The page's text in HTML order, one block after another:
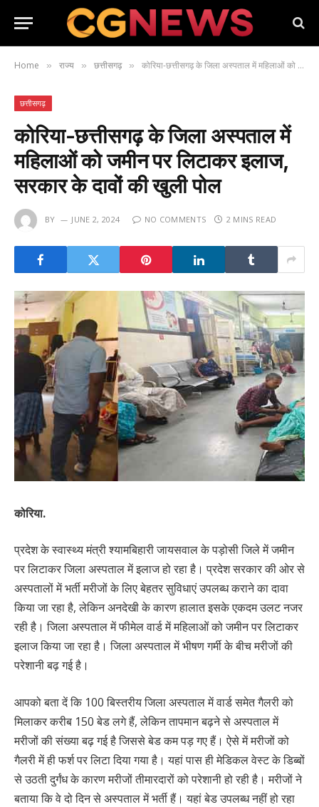
Home » राज्य » छत्तीसगढ़ » कोरिया-छत्तीसगढ़ के जिला अस्पताल में महिलाओं को जमीन पर लिटाकर इलाज, सरकार के दावों की खुली पोल
छत्तीसगढ़
कोरिया-छत्तीसगढ़ के जिला अस्पताल में
महिलाओं को जमीन पर लिटाकर इलाज,
सरकार के दावों की खुली पोल
BY JUNE 2, 2024 NO COMMENTS 2 MINS READ
कोरिया.
प्रदेश के स्वास्थ्य मंत्री श्यामबिहारी जायसवाल के पड़ोसी जिले में जमीन
पर लिटाकर जिला अस्पताल में इलाज हो रहा है। प्रदेश सरकार की ओर से
अस्पतालों में भर्ती मरीजों के लिए बेहतर सुविधाएं उपलब्ध कराने का दावा
किया जा रहा है, लेकिन अनदेखी के कारण हालात इसके एकदम उलट नजर
रही है। जिला अस्पताल में फीमेल वार्ड में महिलाओं को जमीन पर लिटाकर
इलाज किया जा रहा है। जिला अस्पताल में भीषण गर्मी के बीच मरीजों की
परेशानी बढ़ गई है।
आपको बता दें कि 100 बिस्तरीय जिला अस्पताल में वार्ड समेत गैलरी को
मिलाकर करीब 150 बेड लगे हैं, लेकिन तापमान बढ़ने से अस्पताल में
मरीजों की संख्या बढ़ गई है जिससे बेड कम पड़ गए हैं। ऐसे में मरीजों को
गैलरी में ही फर्श पर लिटा दिया गया है। यहां पास ही मेडिकल वेस्ट के डिब्बों
से उठती दुर्गंध के कारण मरीजों तीमारदारों को परेशानी हो रही है। मरीजों ने
बताया कि वे दो दिन से अस्पताल में भर्ती हैं। यहां बेड उपलब्ध नहीं हो रहा